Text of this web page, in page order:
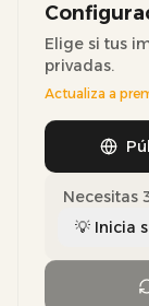
Elige si tus
privadas.
Actualiza a
Necesitas
💡 Inicia